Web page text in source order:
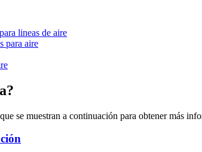
lineas de aire
para aire
se muestran a continuación para obtener más